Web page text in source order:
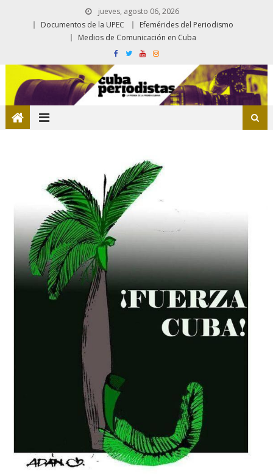
jueves, agosto 06, 2026
Documentos de la UPEC
Efemérides del Periodismo
Medios de Comunicación en Cuba